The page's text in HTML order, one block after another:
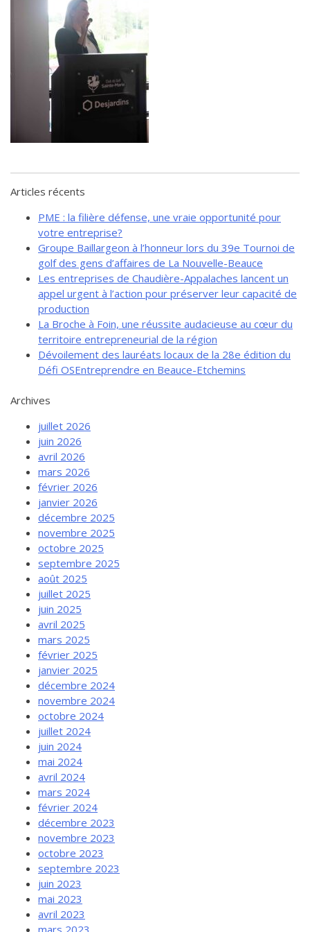
Futurpreneur
Toile entrepreneuriale Nouvelle-
Beauce
Événements et formations
Documentation
Articles récents
PME : la filière défense, une vraie opportunité pour
votre entreprise?
Groupe Baillargeon à l’honneur lors du 39e Tournoi de
golf des gens d’affaires de La Nouvelle-Beauce
Les entreprises de Chaudière-Appalaches lancent un
appel urgent à l’action pour préserver leur capacité de
production
La Broche à Foin, une réussite audacieuse au cœur du
territoire entrepreneurial de la région
Dévoilement des lauréats locaux de la 28e édition du
Défi OSEntreprendre en Beauce-Etchemins
Archives
juillet 2026
juin 2026
avril 2026
mars 2026
février 2026
janvier 2026
décembre 2025
novembre 2025
octobre 2025
septembre 2025
août 2025
juillet 2025
juin 2025
avril 2025
mars 2025
février 2025
janvier 2025
décembre 2024
novembre 2024
octobre 2024
juillet 2024
juin 2024
mai 2024
avril 2024
mars 2024
février 2024
décembre 2023
novembre 2023
octobre 2023
septembre 2023
juin 2023
mai 2023
avril 2023